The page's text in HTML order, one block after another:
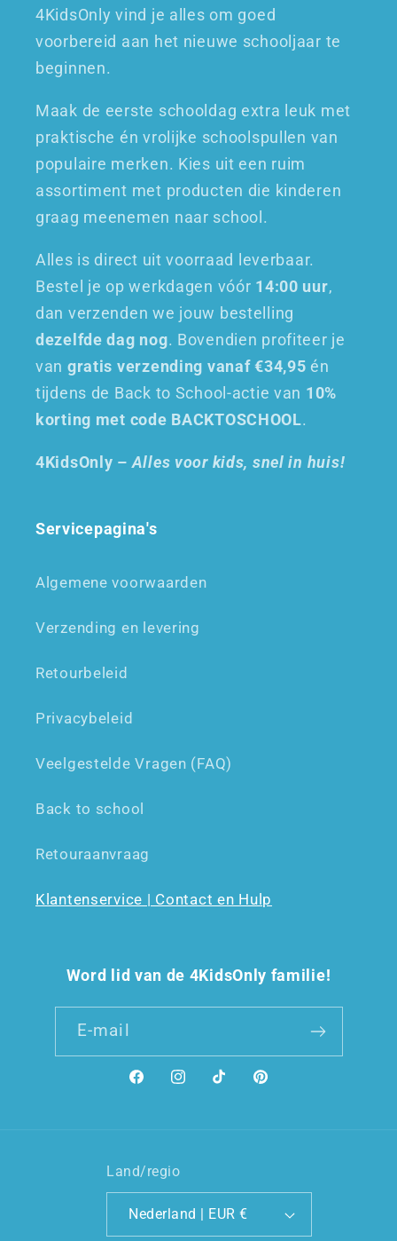
4KidsOnly vind je alles om goed
voorbereid aan het nieuwe schooljaar te
beginnen.
Maak de eerste schooldag extra leuk met
praktische én vrolijke schoolspullen van
populaire merken. Kies uit een ruim
assortiment met producten die kinderen
graag meenemen naar school.
Alles is direct uit voorraad leverbaar.
Bestel je op werkdagen vóór 14:00 uur,
dan verzenden we jouw bestelling
dezelfde dag nog. Bovendien profiteer je
van gratis verzending vanaf €34,95 én
tijdens de Back to School-actie van 10%
korting met code BACKTOSCHOOL.
4KidsOnly – Alles voor kids, snel in huis!
Servicepagina's
Algemene voorwaarden
Verzending en levering
Retourbeleid
Privacybeleid
Veelgestelde Vragen (FAQ)
Back to school
Retouraanvraag
Klantenservice | Contact en Hulp
Word lid van de 4KidsOnly familie!
E‑mail
FacebookInstagramTikTokPinterest
Land/regio
Nederland | EUR €